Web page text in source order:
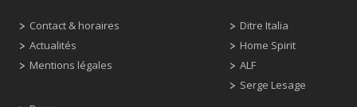
Contact & horaires
Actualités
Mentions légales
Ditre Italia
Home Spirit
ALF
Serge Lesage